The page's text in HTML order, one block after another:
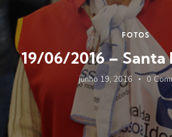
FOTOS
19/06/2016 – Santa
junho 19, 2016 0